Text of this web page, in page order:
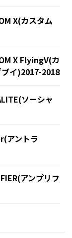
X(カスタム
X FlyingV(カ
イ)2017-2018
ソーシャ
アントラ
アンプリフ